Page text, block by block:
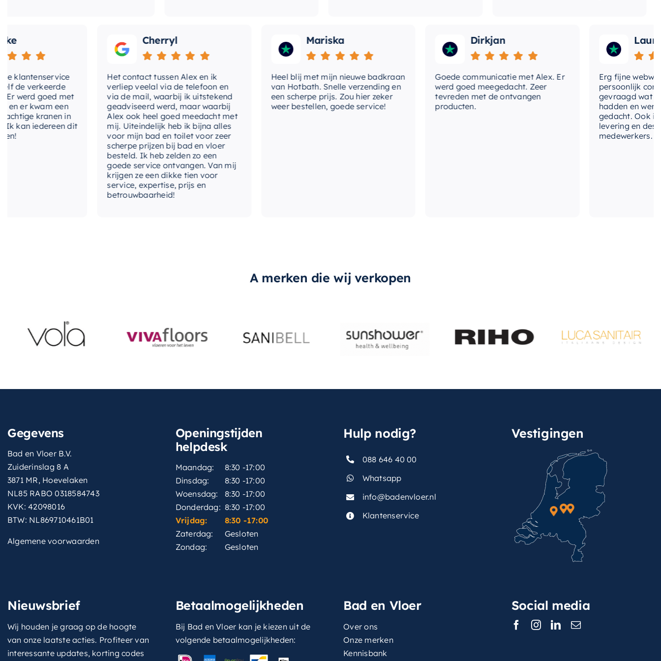
verkeerde
goed met
kwam een
kranen in
iedereen dit
Cherryl
Het contact tussen Alex en ik
verliep veelal via de telefoon en
via de mail, waarbij ik uitstekend
geadviseerd werd, maar waarbij
Alex ook heel goed meedacht met
mij. Uiteindelijk heb ik bijna alles
voor mijn bad en toilet voor zeer
scherpe prijzen bij bad en vloer
besteld. Ik heb zelden zo een
goede service ontvangen. Van mij
krijgen ze een dikke tien voor
service, expertise, prijs en
betrouwbaarheid!
Mariska
Heel blij met mijn nieuwe badkraan
van Hotbath. Snelle verzending en
een scherpe prijs. Zou hier zeker
weer bestellen, goede service!
Dirkjan
Goede communicatie met Alex. Er
werd goed meegedacht. Zeer
tevreden met de ontvangen
producten.
Laura
Erg fijne webwinkel,
persoonlijk contact
gevraagd wat we
hadden en werd
gedacht. Ook in de
levering en
medewerkers. Wij
A merken die wij verkopen
Gegevens
Bad en Vloer B.V.
Zuiderinslag 8 A
3871 MR, Hoevelaken
NL85 RABO 0318584743
KVK: 42098016
BTW: NL869710461B01
Algemene voorwaarden
Openingstijden
helpdesk
Maandag:
8:30 -17:00
Dinsdag:
8:30 -17:00
Woensdag:
8:30 -17:00
Donderdag: 8:30 -17:00
Vrijdag:
8:30 -17:00
Zaterdag:
Gesloten
Zondag:
Gesloten
Hulp nodig?
088 646 40 00
Whatsapp
info@badenvloer.nl
Klantenservice
Vestigingen
Nieuwsbrief
Wij houden je graag op de hoogte
van onze laatste acties. Profiteer van
interessante updates, korting codes
Betaalmogelijkheden
Bij Bad en Vloer kan je kiezen uit de
volgende betaalmogelijkheden:
Bad en Vloer
Over ons
Onze merken
Kennisbank
Social media